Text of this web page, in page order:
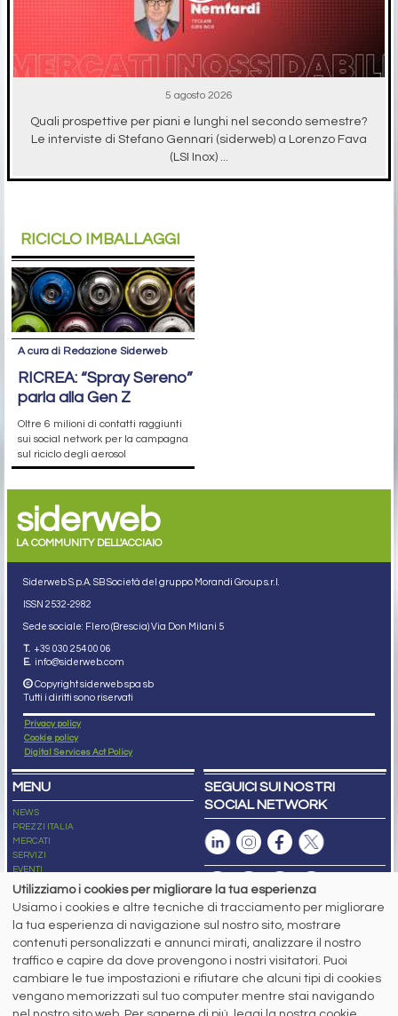
5 agosto 2026
Quali prospettive per piani e lunghi nel secondo semestre?
Le interviste di Stefano Gennari (siderweb) a Lorenzo Fava
(LSI Inox) ...
RICICLO IMBALLAGGI
A cura di Redazione Siderweb
RICREA: “Spray Sereno”
parla alla Gen Z
Oltre 6 milioni di contatti raggiunti
sui social network per la campagna
sul riciclo degli aerosol
siderweb
LA COMMUNITY DELL'ACCIAIO
Siderweb S.p.A. SB Società del gruppo Morandi Group s.r.l.
ISSN 2532-2982
Sede sociale: Flero (Brescia) Via Don Milani 5
T. +39 030 254 00 06
E. info@siderweb.com
Copyright siderweb spa sb
Tutti i diritti sono riservati
Privacy policy
Cookie policy
Digital Services Act Policy
MENU
NEWS
PREZZI ITALIA
MERCATI
SERVIZI
EVENTI
ABBONAMENTI
NEWSLETTER
SEGUICI SUI NOSTRI
SOCIAL NETWORK
Capitale Sociale: 190.000€ interamente versato
Registro delle Imprese di Brescia
Codice Fiscale e Partita I.V.A.:IT03562320170
R.E.A. n. 419331
www.siderweb.com: Autorizzazione del Tribunale di Brescia n. 11/2004 del 17
marzo 2004, Iscrizione al R.O.C. n. 26116.
Utilizziamo i cookies per migliorare la tua esperienza
Usiamo i cookies e altre tecniche di tracciamento per migliorare
la tua esperienza di navigazione sul nostro sito, mostrare
contenuti personalizzati e annunci mirati, analizzare il nostro
traffico e capire da dove provengono i nostri visitatori. Puoi
cambiare le tue impostazioni e rifiutare che alcuni tipi di cookies
vengano memorizzati sul tuo computer mentre stai navigando